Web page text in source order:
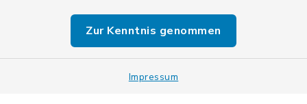
Zur Kenntnis genommen
Impressum
Sitemap
Cookie-Einstellungen